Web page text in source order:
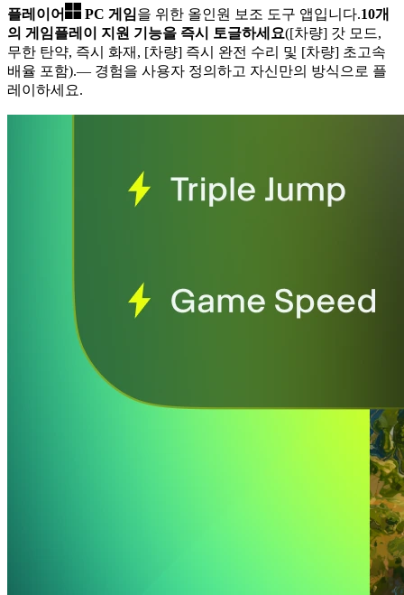
플레이어
PC 게임을 위한 올인원 보조 도구 앱입니다.10개
의 게임플레이 지원 기능을 즉시 토글하세요([차량] 갓 모드,
무한 탄약, 즉시 화재, [차량] 즉시 완전 수리 및 [차량] 초고속
배율 포함).— 경험을 사용자 정의하고 자신만의 방식으로 플
레이하세요.